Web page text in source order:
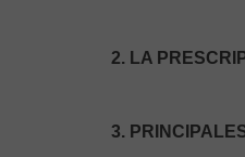
2. LA
3.